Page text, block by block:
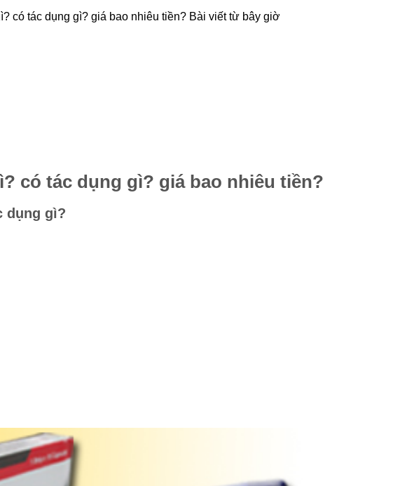
có tác dụng gì? giá bao nhiêu tiền? Bài viết từ bây giờ
có tác dụng gì? giá bao nhiêu tiền?
dụng gì?